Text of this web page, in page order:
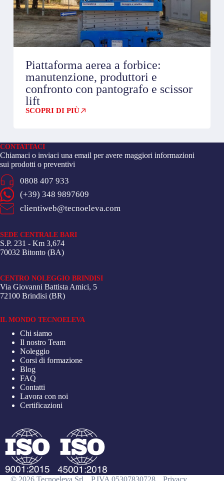
Piattaforma aerea a forbice:
manutenzione, produttori e
confronto con pantografo e scissor
lift
SCOPRI DI PIÙ
CONTATTACI
Chiamaci o inviaci una email per avere maggiori informazioni
sui prodotti o preventivi
0808 407 933
(+39) 348 9897609
clientiweb@tecnoeleva.com
SEDE CENTRALE BARI
S.P. 231 - Km 3,674
70032 Bitonto (BA)
CENTRO NOLEGGIO BRINDISI
Via Giovanni Battista Amici, 5
72100 Brindisi (BR)
IL MONDO TECNOELEVA
Chi siamo
Il nostro Team
Noleggio
Corsi di formazione
Blog
FAQ
Contatti
Lavora con noi
Certificazioni
© 2026 Tecnoeleva Srl P.IVA 05307830728 Privacy